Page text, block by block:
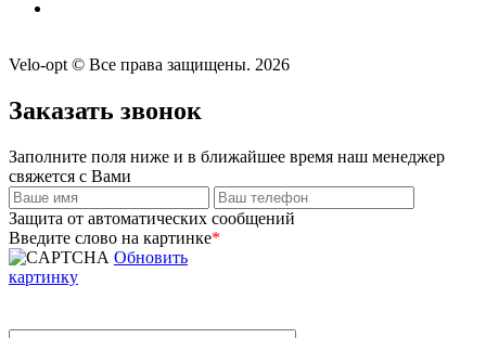
Velo-opt © Все права защищены. 2026
Заказать звонок
Заполните поля ниже и в ближайшее время наш менеджер
свяжется с Вами
Защита от автоматических сообщений
Введите слово на картинке*
Обновить
картинку